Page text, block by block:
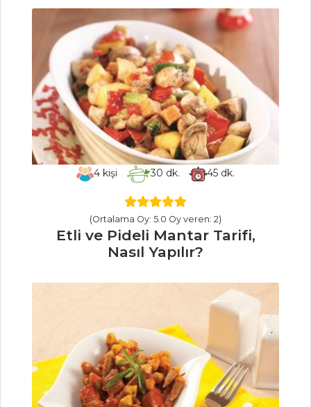
PASTA VE
TATLILAR
Böğürtlen Soslu
Cevizli ve Çikolatalı
Pasta Tarifi, Nasıl
Yapılır?
Bezelyeli
Muffinler Tarifi,
Nasıl Yapılır?
Kakaolu Pasta
Tarifi, Nasıl Yapılır?
Pasta ve Tatlılar
Tüm Tarifleri
Antep Usulü
Yeşil Zeytin Piyazı
Tarifi, Nasıl Yapılır?
Kısır Tarifi, Nasıl
4kişi 30 dk. 45 dk.
(Ortalama Oy: 5.0 Oy veren: 2)
Etli ve Pideli Mantar Tarifi,
Nasıl Yapılır?